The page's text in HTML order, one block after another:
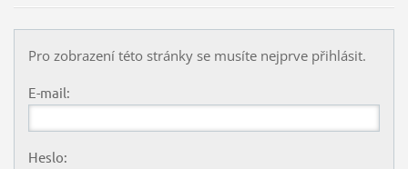
Pro zobrazení této stránky se musíte nejprve přihlásit.
E-mail:
Heslo: